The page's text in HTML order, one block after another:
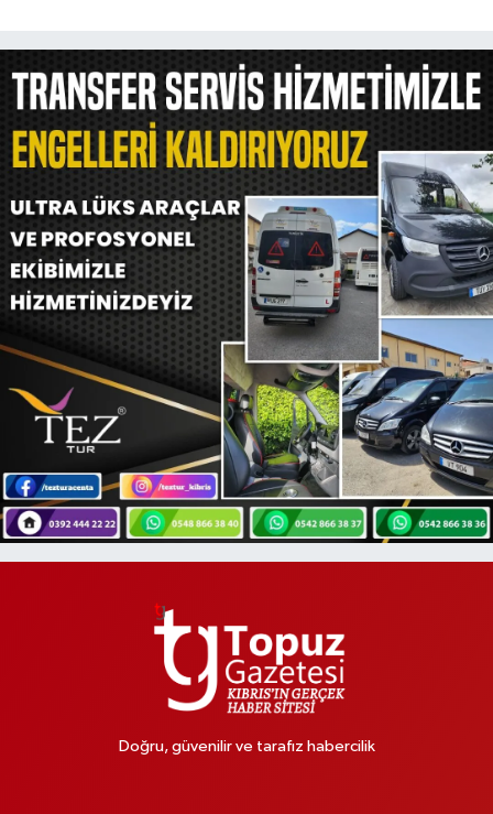
Doğru, güvenilir ve tarafız habercilik